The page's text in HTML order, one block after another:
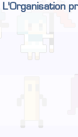
L'Organisation